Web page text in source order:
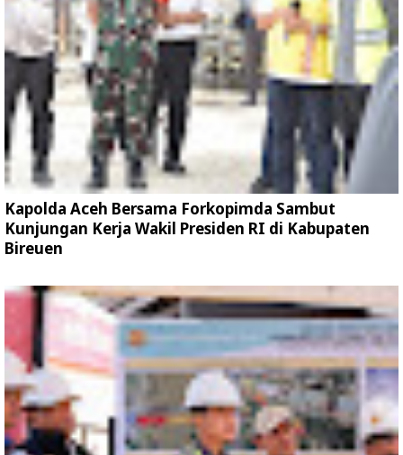
Kapolda Aceh Bersama Forkopimda Sambut
Kunjungan Kerja Wakil Presiden RI di Kabupaten
Bireuen